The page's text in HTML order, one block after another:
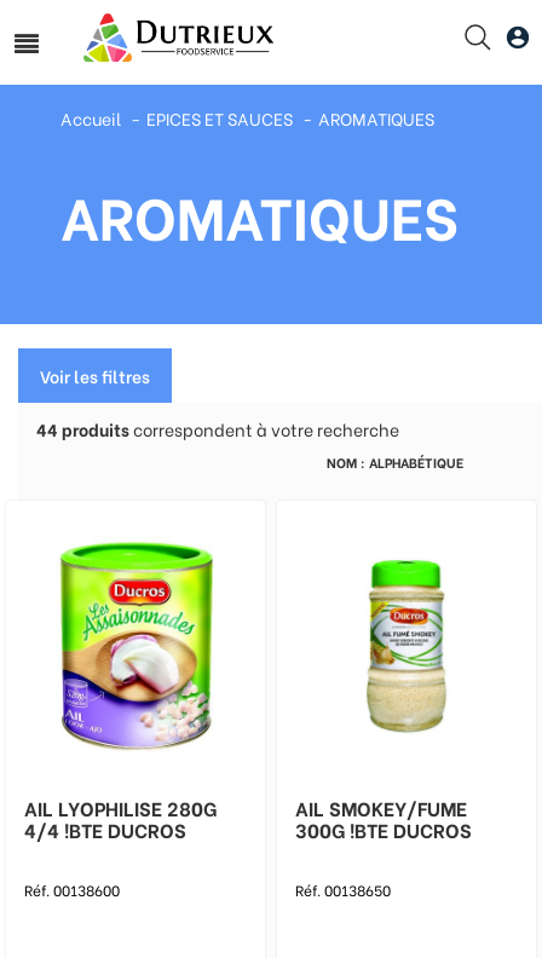
Accueil EPICES ET SAUCES AROMATIQUES
AROMATIQUES
Voir les filtres
44produitscorrespondent à votre recherche
AIL LYOPHILISE 280G
4/4 !BTE DUCROS
Réf. 00138600
AIL SMOKEY/FUME
300G !BTE DUCROS
Réf. 00138650